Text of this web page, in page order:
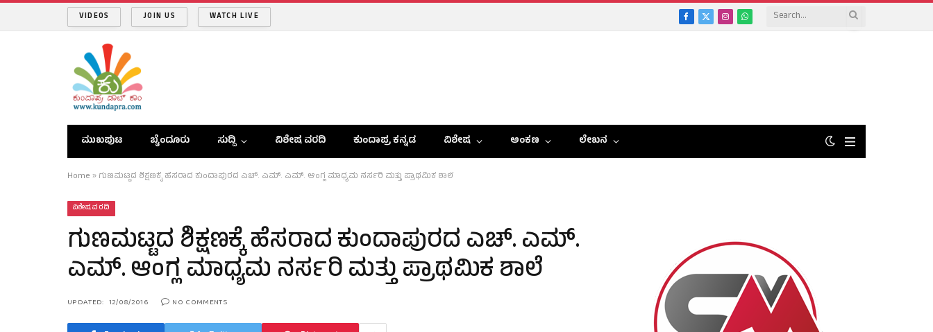
VIDEOS JOIN US WATCH LIVE Facebook
X
InstagramWhatsApp
ಮುಖಪುಟ ಬೈಂದೂರು ಸುದ್ದಿ ವಿಶೇಷ ವರದಿ ಕುಂದಾಪ್ರ ಕನ್ನಡ ವಿಶೇಷ ಅಂಕಣ ಲೇಖನ
Home » ಗುಣಮಟ್ಟದ ಶಿಕ್ಷಣಕ್ಕೆ ಹೆಸರಾದ ಕುಂದಾಪುರದ ಎಚ್. ಎಮ್. ಎಮ್. ಆಂಗ್ಲ ಮಾಧ್ಯಮ ನರ್ಸರಿ ಮತ್ತು ಪ್ರಾಥಮಿಕ ಶಾಲೆ
ವಿಶೇಷ ವರದಿ
ಗುಣಮಟ್ಟದ ಶಿಕ್ಷಣಕ್ಕೆ ಹೆಸರಾದ ಕುಂದಾಪುರದ ಎಚ್. ಎಮ್.
ಎಮ್. ಆಂಗ್ಲ ಮಾಧ್ಯಮ ನರ್ಸರಿ ಮತ್ತು ಪ್ರಾಥಮಿಕ ಶಾಲೆ
UPDATED: 12/08/2016 NO COMMENTS